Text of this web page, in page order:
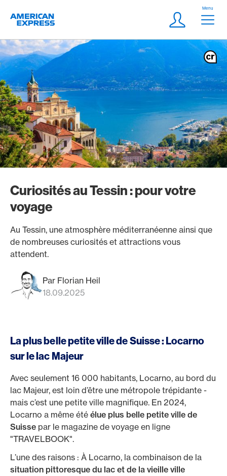
Logo
Meta
Login
Menu
Curiosités au Tessin : pour votre
voyage
Au Tessin, une atmosphère méditerranéenne ainsi que
de nombreuses curiosités et attractions vous
attendent.
Par Florian Heil
18.09.2025
La plus belle petite ville de Suisse : Locarno
sur le lac Majeur
Avec seulement 16 000 habitants, Locarno, au bord du
lac Majeur, est loin d’être une métropole trépidante -
mais c’est une petite ville magnifique. En 2024,
Locarno a même été élue plus belle petite ville de
Suisse par le magazine de voyage en ligne
"TRAVELBOOK".
L’une des raisons : À Locarno, la combinaison de la
situation pittoresque du lac et de la vieille ville